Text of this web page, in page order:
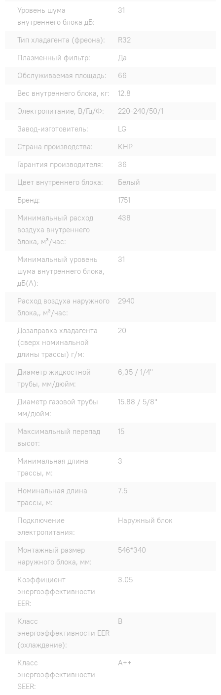
Уровень шума
внутреннего блока дБ:
31
Тип хладагента (фреона):
R32
Плазменный фильтр:
Да
Обслуживаемая площадь:
66
Вес внутреннего блока, кг:
12.8
Электропитание, В/Гц/Ф:
220-240/50/1
Завод-изготовитель:
LG
Страна производства:
КНР
Гарантия производителя:
36
Цвет внутреннего блока:
Белый
Бренд:
1751
Минимальный расход
воздуха внутреннего
блока, м³/час:
438
Минимальный уровень
шума внутреннего блока,
дБ(А):
31
Расход воздуха наружного
блока,, м³/час:
2940
Дозаправка хладагента
(сверх номинальной
длины трассы) г/м:
20
Диаметр жидкостной
трубы, мм/дюйм:
6,35 / 1/4"
Диаметр газовой трубы
мм/дюйм:
15.88 / 5/8"
Максимальный перепад
высот:
15
Минимальная длина
трассы, м:
3
Номинальная длина
трассы, м:
7.5
Подключение
электропитания:
Наружный блок
Монтажный размер
наружного блока, мм:
546*340
Коэффициент
энергоэффективности
EER:
3.05
Класс
энергоэффективности EER
(охлаждение):
B
Класс
энергоэффективности
SEER:
A++